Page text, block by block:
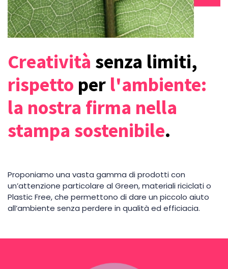
Creatività senza limiti,
rispetto per l'ambiente:
la nostra firma nella
stampa sostenibile.
Proponiamo una vasta gamma di prodotti con
un’attenzione particolare al Green, materiali riciclati o
Plastic Free, che permettono di dare un piccolo aiuto
all’ambiente senza perdere in qualità ed efficiacia.